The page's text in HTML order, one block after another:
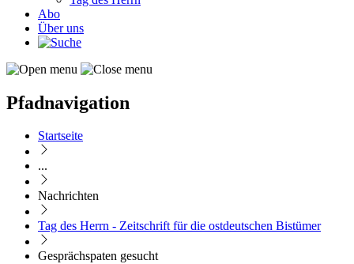
Abo
Über uns
Pfadnavigation
Startseite
...
Nachrichten
Tag des Herrn - Zeitschrift für die ostdeutschen Bistümer
Gesprächspaten gesucht